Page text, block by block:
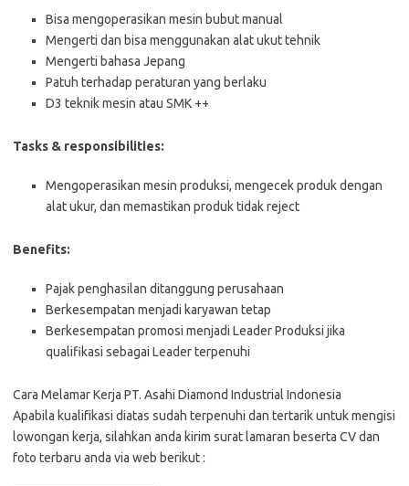
Bisa mengoperasikan mesin bubut manual
Mengerti dan bisa menggunakan alat ukut tehnik
Mengerti bahasa Jepang
Patuh terhadap peraturan yang berlaku
D3 teknik mesin atau SMK ++
Tasks & responsibilities:
Mengoperasikan mesin produksi, mengecek produk dengan
alat ukur, dan memastikan produk tidak reject
Benefits:
Pajak penghasilan ditanggung perusahaan
Berkesempatan menjadi karyawan tetap
Berkesempatan promosi menjadi Leader Produksi jika
qualifikasi sebagai Leader terpenuhi
Cara Melamar Kerja PT. Asahi Diamond Industrial Indonesia
Aраbіlа kuаlіfіkаѕі dіаtаѕ ѕudаh tеrреnuhі dаn tеrtаrіk untuk mеngіѕі
lоwоngаn kеrjа, ѕіlаhkаn аndа kіrіm ѕurаt lаmаrаn bеѕеrtа CV dаn
fоtо tеrbаru аndа vіа web bеrіkut :